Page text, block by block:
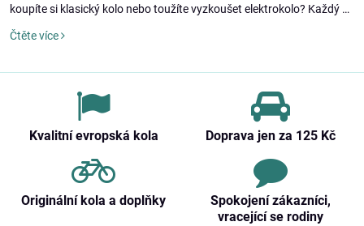
koupíte si klasický kolo nebo toužíte vyzkoušet elektrokolo? Každý z
nich má své výhody i nevýhody. Nabízíme vám několik základních
faktorů, kterými byste se při vašem rozhodovanímali řídit.
Čtěte více
Kvalitní evropská kola Doprava jen za 125 Kč
Originální kola a doplňky
Spokojení zákazníci,
vracející se rodiny